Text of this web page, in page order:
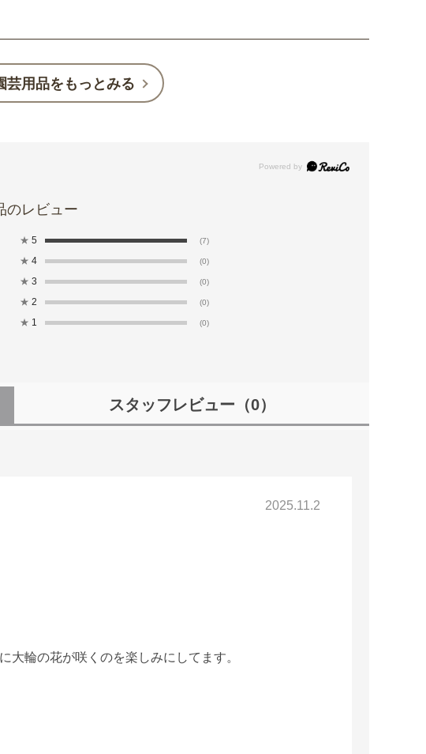
芸用品をもっとみる
★ 5 (7)
★ 4 (0)
★ 3 (0)
★ 2 (0)
★ 1 (0)
スタッフレビュー （0）
2025.11.2
大輪の花が咲くのを楽しみにしてます。